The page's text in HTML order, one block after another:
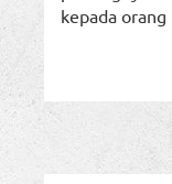
kepada orang